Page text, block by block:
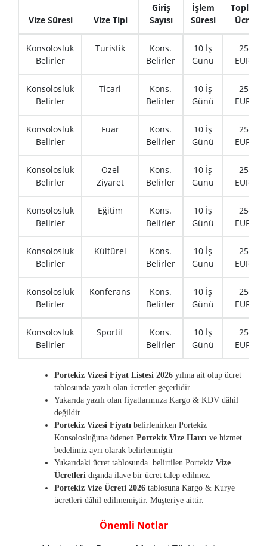
Vize Süresi Vize Tipi
Giriş
Sayısı
İşlem
Süresi
Toplam
Ücret
Konsolosluk
Belirler
Turistik
Kons.
Belirler
10 İş
Günü
250
EURO
Konsolosluk
Belirler
Ticari
Kons.
Belirler
10 İş
Günü
250
EURO
Konsolosluk
Belirler
Fuar
Kons.
Belirler
10 İş
Günü
250
EURO
Konsolosluk
Belirler
Özel
Ziyaret
Kons.
Belirler
10 İş
Günü
250
EURO
Konsolosluk
Belirler
Eğitim
Kons.
Belirler
10 İş
Günü
250
EURO
Konsolosluk
Belirler
Kültürel
Kons.
Belirler
10 İş
Günü
250
EURO
Konsolosluk
Belirler
Konferans
Kons.
Belirler
10 İş
Günü
250
EURO
Konsolosluk
Belirler
Sportif
Kons.
Belirler
10 İş
Günü
250
EURO
Portekiz Vizesi Fiyat Listesi 2026 yılına ait olup ücret
tablosunda yazılı olan ücretler geçerlidir.
Yukarıda yazılı olan fiyatlarımıza Kargo & KDV dâhil
değildir.
Portekiz Vizesi Fiyatı belirlenirken Portekiz
Konsolosluğuna ödenen Portekiz Vize Harcı ve hizmet
bedelimiz ayrı olarak belirlenmiştir
Yukarıdaki ücret tablosunda belirtilen Portekiz Vize
Ücretleri dışında ilave bir ücret talep edilmez.
Portekiz Vize Ücreti 2026 tablosuna Kargo & Kurye
ücretleri dâhil edilmemiştir. Müşteriye aittir.
Önemli Notlar